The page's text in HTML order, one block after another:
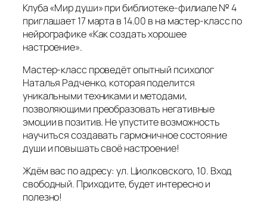
Клуба «Мир души» при библиотеке-филиале № 4
приглашает 17 марта в 14.00 в на мастер-класс по
нейрографике «Как создать хорошее
настроение».
Мастер-класс проведёт опытный психолог
Наталья Радченко, которая поделится
уникальными техниками и методами,
позволяющими преобразовать негативные
эмоции в позитив. Не упустите возможность
научиться создавать гармоничное состояние
души и повышать своё настроение!
Ждём вас по адресу: ул. Циолковского, 10. Вход
свободный. Приходите, будет интересно и
полезно!